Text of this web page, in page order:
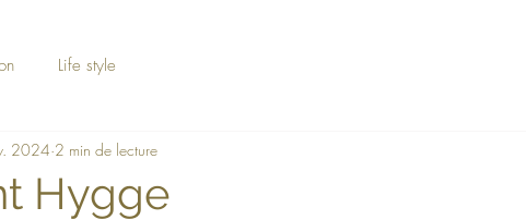
Life style
Hygge
2024 2 min de lecture